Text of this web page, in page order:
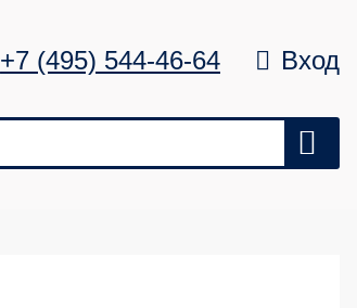
+7 (495) 544-46-64 Вход